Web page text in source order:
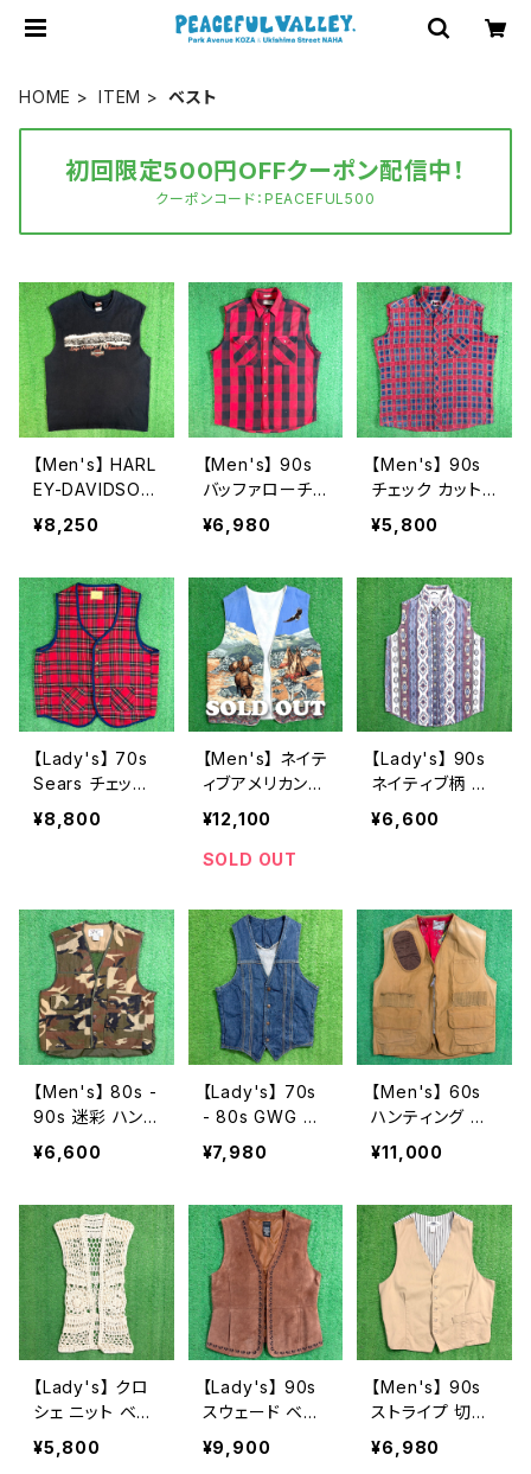
HOME ITEM ベスト
初回限定500円OFFクーポン配信中！
クーポンコード：PEACEFUL500
【Men's】 HARL
EY-DAVIDSON
ノースリーブ T
シャツ / 古着 メ
ビッドソン ハー
レー ティーシャ
ツ T-Shirt タン
クトップ 2256
¥8,250
【Men's】 90s
バッファローチェ
ック カットオフ
フランネル ノー
アメリカ製 USA
製 90年代 古着
シャツ ベスト 2
255
¥6,980
【Men's】 90s
チェック カット
オフ フランネル
ノースリーブ シ
ベスト 古着 ネ
ルシャツ メンズ
N1576
¥5,800
【Lady's】 70s
Sears チェック
ベスト / 70年代
古着 レディース
ストア系 N1557
¥8,800
【Men's】 ネイテ
ィブアメリカン
イラスト デザイ
ン ベスト / 古着
メンズ N1471
¥12,100
SOLD OUT
【Lady's】 90s
ネイティブ柄 ノ
ースリーブ シャ
ツ / 90年代 古
¥6,600
【Men's】 80s -
90s 迷彩 ハン
ティングベスト /
80年代 90年代
ング 迷彩 カモ
カモフラージュ
古着 メンズ 213
¥6,600
【Lady's】 70s
- 80s GWG デ
ニムベスト / 70
年代 80年代 古
17
¥7,980
【Men's】 60s
ハンティング ベ
スト / 60年代
古着 メンズ N0
¥11,000
【Lady's】 クロ
シェ ニット ベス
ト / 古着 レディ
ース N1376
¥5,800
【Lady's】 90s
スウェード ベス
ト / 90年代 レ
ザー 古着 レディ
¥9,900
【Men's】 90s
ストライプ 切り
返し ベスト / ア
メリカ製 USA製
¥6,980